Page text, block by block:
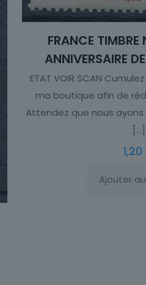
FRANCE
ANNIVERSAIRE
ETAT VOIR SCAN
ma boutique afin de
Attendez que nous
[…]
1,20
Ajouter